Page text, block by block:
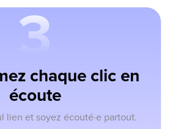
3
chaque clic en
écoute
lien et soyez écouté·e partout.